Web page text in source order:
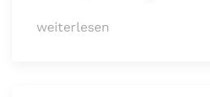
weiterlesen